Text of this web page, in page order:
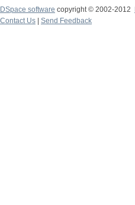
DSpace software copyright © 2002-2012
Contact Us
Send Feedback